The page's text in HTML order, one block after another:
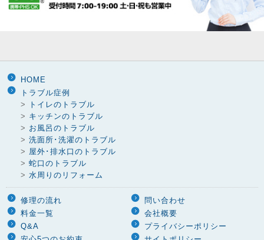
HOME
トラブル症例
>
トイレのトラブル
> キッチンのトラブル
> お風呂のトラブル
> 洗面所･洗濯のトラブル
> 屋外･排水口のトラブル
> 蛇口のトラブル
> 水周りのリフォーム
修理の流れ
料金一覧
Q&A
問い合わせ
会社概要
プライバシーポリシー